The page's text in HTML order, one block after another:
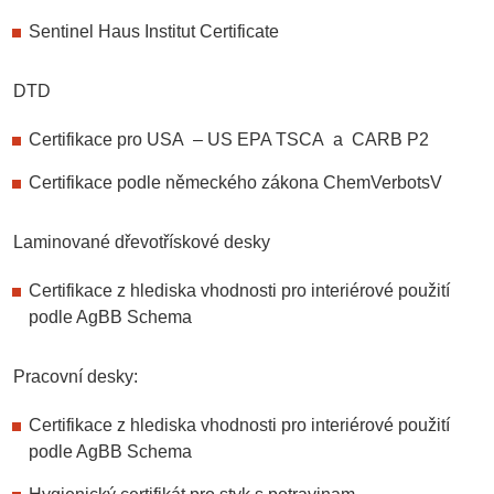
Sentinel Haus Institut Certificate
DTD
Certifikace pro USA – US EPA TSCA a CARB P2
Certifikace podle německého zákona ChemVerbotsV
Laminované dřevotřískové desky
Certifikace z hlediska vhodnosti pro interiérové použití
podle AgBB Schema
Pracovní desky:
Certifikace z hlediska vhodnosti pro interiérové použití
podle AgBB Schema